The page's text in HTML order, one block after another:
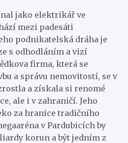
jako elektrikář ve
mezi padesáti
podnikatelská dráha je
s odhodláním a vizí
firma, která se
a správu nemovitostí, se v
a získala si renomé
ale i v zahraničí. Jeho
za hranice tradičního
v Pardubicích by
korun a být jedním z